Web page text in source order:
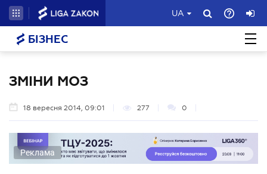
UA
БІЗНЕС
ЗМІНИ МОЗ
18 вересня 2014, 09:01 277 0
Реклама